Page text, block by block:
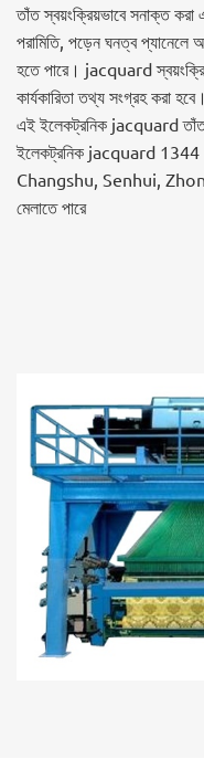
তাঁত স্বয়ংক্রিয়ভাবে সনাক্ত করা
পরামিতি, পড়েন ঘনত্ব প্যানেলে
হতে পারে। jacquard
কার্যকারিতা তথ্য সংগ্রহ করা
এই ইলেকট্রনিক jacquard তাঁত
ইলেকট্রনিক jacquard
Changshu, Senhui,
মেলাতে পারে